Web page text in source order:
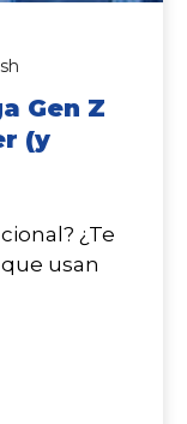
Gen Z
(y
¿Te
usan